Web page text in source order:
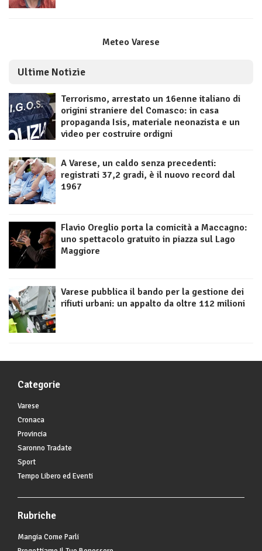
Meteo Varese
Ultime Notizie
Terrorismo, arrestato un 16enne italiano di
origini straniere del Comasco: in casa
propaganda Isis, materiale neonazista e un
video per costruire ordigni
A Varese, un caldo senza precedenti:
registrati 37,2 gradi, è il nuovo record dal
1967
Flavio Oreglio porta la comicità a Maccagno:
uno spettacolo gratuito in piazza sul Lago
Maggiore
Varese pubblica il bando per la gestione dei
rifiuti urbani: un appalto da oltre 112 milioni
Categorie
Varese
Cronaca
Provincia
Saronno Tradate
Sport
Tempo Libero ed Eventi
Rubriche
Mangia Come Parli